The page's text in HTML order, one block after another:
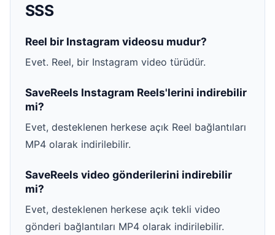
SSS
Reel bir Instagram videosu mudur?
Evet. Reel, bir Instagram video türüdür.
SaveReels Instagram Reels'lerini indirebilir
mi?
Evet, desteklenen herkese açık Reel bağlantıları
MP4 olarak indirilebilir.
SaveReels video gönderilerini indirebilir
mi?
Evet, desteklenen herkese açık tekli video
gönderi bağlantıları MP4 olarak indirilebilir.